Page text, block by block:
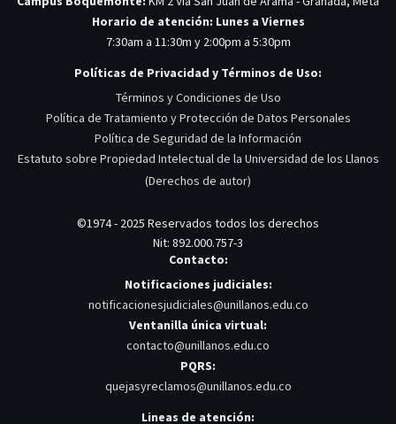
Horario de atención: Lunes a Viernes
7:30am a 11:30m y 2:00pm a 5:30pm
Políticas de Privacidad y Términos de Uso:
Términos y Condiciones de Uso
Política de Tratamiento y Protección de Datos Personales
Política de Seguridad de la Información
Estatuto sobre Propiedad Intelectual de la Universidad de los Llanos
(Derechos de autor)
©1974 - 2025 Reservados todos los derechos
Nit: 892.000.757-3
Contacto:
Notificaciones judiciales:
notificacionesjudiciales@unillanos.edu.co
Ventanilla única virtual:
contacto@unillanos.edu.co
PQRS:
quejasyreclamos@unillanos.edu.co
Lineas de atención: